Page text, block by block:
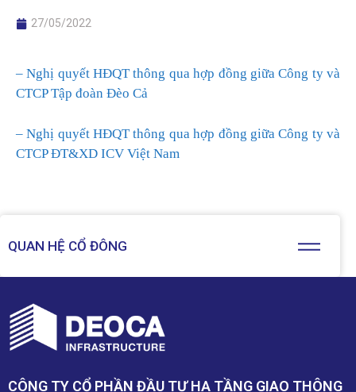
QUAN HỆ CỔ ĐÔNG
27/05/2022
– Nghị quyết HĐQT thông qua hợp đồng giữa Công ty và
CTCP Tập đoàn Đèo Cả
– Nghị quyết HĐQT thông qua hợp đồng giữa Công ty và
CTCP ĐT&XD ICV Việt Nam
CÔNG TY CỔ PHẦN ĐẦU TƯ HẠ TẦNG GIAO THÔNG